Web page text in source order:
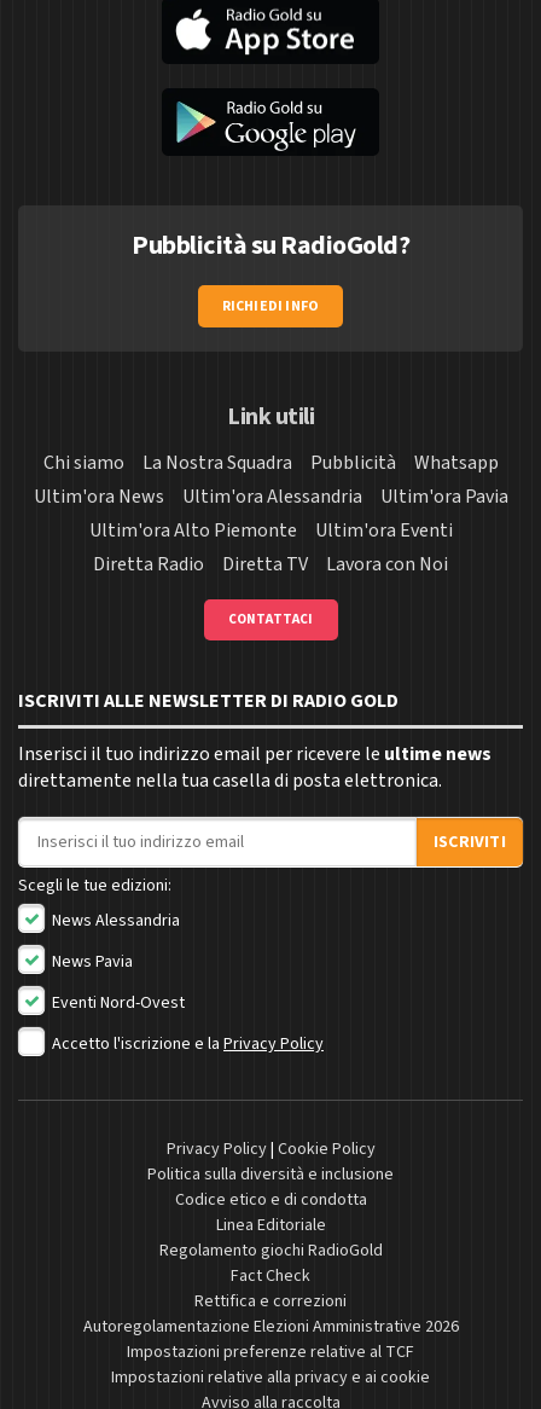
Pubblicità su RadioGold?
RICHIEDI INFO
Link utili
Chi siamo La Nostra Squadra Pubblicità
Whatsapp
Ultim'ora News
Ultim'ora Alessandria
Ultim'ora Pavia
Ultim'ora Alto Piemonte
Ultim'ora Eventi
Diretta Radio
Diretta TV Lavora con Noi
CONTATTACI
ISCRIVITI ALLE NEWSLETTER DI RADIO GOLD
Inserisci il tuo indirizzo email per ricevere le ultime news
direttamente nella tua casella di posta elettronica.
Indirizzo email
ISCRIVITI
Scegli le tue edizioni:
News Alessandria
News Pavia
Eventi Nord-Ovest
Accetto l'iscrizione e la Privacy Policy
Privacy Policy| Cookie Policy
Politica sulla diversità e inclusione
Codice etico e di condotta
Linea Editoriale
Regolamento giochi RadioGold
Fact Check
Rettifica e correzioni
Autoregolamentazione Elezioni Amministrative 2026
Impostazioni preferenze relative al TCF
Impostazioni relative alla privacy e ai cookie
Avviso alla raccolta